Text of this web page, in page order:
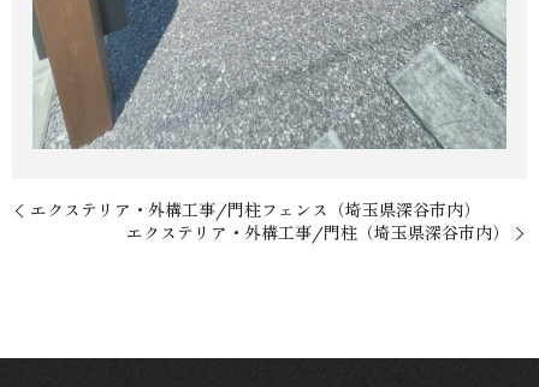
エクステリア・外構工事/門柱フェンス（埼玉県深谷市内）
エクステリア・外構工事/門柱（埼玉県深谷市内）